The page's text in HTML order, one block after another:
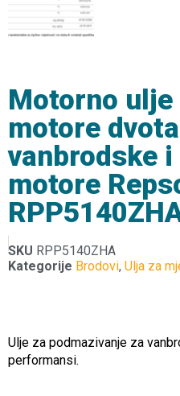
Motorno ulje
motore
vanbrodske
motore
SKU RPP5140ZHA
Kategorije Brodovi, Ulja za
Ulje za podmazivanje za
performansi.